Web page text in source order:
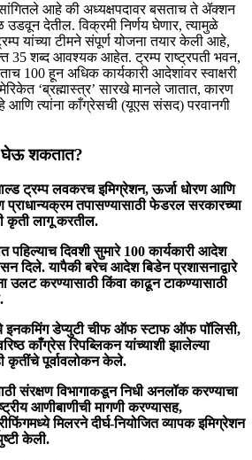
आहे की अध्यक्षपदावर बसताच ते ॲक्शन
देतील. विक्रमी निर्णय घेणार, त्यामुळे
यांच्या टीमने संपूर्ण योजना तयार केली आहे,
35 शब्द आवश्यक आहेत. ट्रम्प राष्ट्रपती भवन,
100 हून अधिक कार्यकारी आदेशांवर स्वाक्षरी
‘ब्रह्मास्त्र’ सारखे मानले जातात, कारण
आणि त्यांना काँग्रेसची (यूएस संसद) परवानगी
घेऊ शकतात?
ट्रम्प लवकरच इमिग्रेशन, ऊर्जा धोरण आणि
तपासण्यासाठी फेडरल सरकारच्या
कृती लागू करतील.
पहिल्याच दिवशी सुमारे 100 कार्यकारी आदेश
दिले. यापैकी बरेच आदेश बिडेन प्रशासनाद्वारे
उलट करण्यासाठी किंवा काढून टाकण्यासाठी
इनकमिंग डेप्युटी चीफ ऑफ स्टाफ ऑफ पॉलिसी,
वरिष्ठ काँग्रेस रिपब्लिकन यांच्याशी झालेल्या
कृतींचे पूर्वावलोकन केले.
संरक्षण विभागाकडून निधी अनलॉक करण्याचा
आणीबाणीची मागणी करण्यासह,
मिलरने दीर्घ-नियोजित व्यापक इमिग्रेशन
केली.